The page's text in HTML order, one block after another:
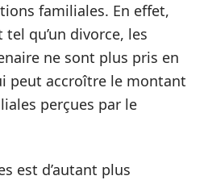
familiales. En effet,
qu’un divorce, les
ne sont plus pris en
peut accroître le montant
perçues par le
est d’autant plus